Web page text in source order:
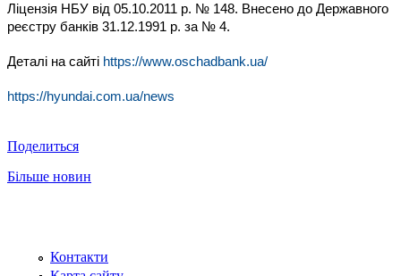
Ліцензія НБУ від 05.10.2011 р. № 148. Внесено до Державного
реєстру банків 31.12.1991 р. за № 4.
Деталі на сайті https://www.oschadbank.ua/
https://hyundai.com.ua/news
Поделиться
Більше новин
Контакти